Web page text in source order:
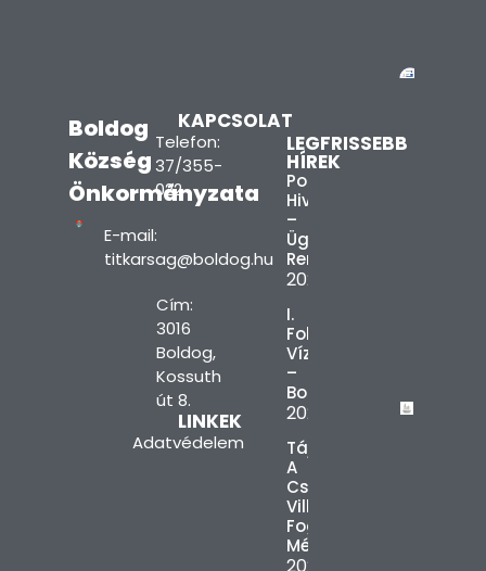
Boldog
Község
Önkormányzata
KAPCSOLAT
Telefon:
37/355-
022
E-mail:
titkarsag@boldog.hu
Cím:
3016
Boldog,
Kossuth
út 8.
LINKEK
Adatvédelem
LEGFRISSEBB
HÍREK
Polgármesteri
Hivatal
–
Ügyfélfogadási
Rend
2026.08.03.
I.
Fokú
Vízkorlátozás
–
Boldog
2026.08.03.
Tájékoztatás
A
Csúcsidőszaki
Villamosenergia-
Fogyasztás
Mérsékléséről